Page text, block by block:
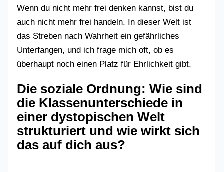
Wenn du nicht mehr frei denken kannst, bist du
auch nicht mehr frei handeln. In dieser Welt ist
das Streben nach Wahrheit ein gefährliches
Unterfangen, und ich frage mich oft, ob es
überhaupt noch einen Platz für Ehrlichkeit gibt.
Die soziale Ordnung: Wie sind
die Klassenunterschiede in
einer dystopischen Welt
strukturiert und wie wirkt sich
das auf dich aus?